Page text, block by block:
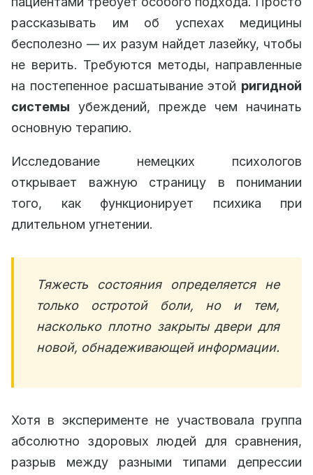
рассказывать им об успехах медицины
бесполезно — их разум найдет лазейку, чтобы
не верить. Требуются методы, направленные
на постепенное расшатывание этой ригидной
системы убеждений, прежде чем начинать
основную терапию.
Исследование немецких психологов
открывает важную страницу в понимании
того, как функционирует психика при
длительном угнетении.
Тяжесть состояния определяется не
только остротой боли, но и тем,
насколько плотно закрыты двери для
новой, обнадеживающей информации.
Хотя в эксперименте не участвовала группа
абсолютно здоровых людей для сравнения,
разрыв между разными типами депрессии